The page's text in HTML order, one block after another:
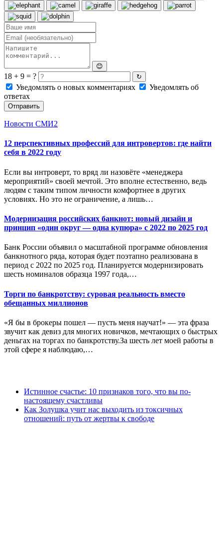
😊
18 + 9 = ? ↻
Уведомлять о новых комментариях
Уведомлять об
ответах
Отправить
Новости СМИ2
12 перспективных профессий для интровертов: где найти
себя в 2022 году
Если вы интроверт, то вряд ли назовёте «менеджера
мероприятий» своей мечтой. Это вполне естественно, ведь
людям с таким типом личности комфортнее в других
условиях. Но это не ограничение, а лишь…
Модернизация российских банкнот: новый дизайн и
принцип «один округ — одна купюра» с 2022 по 2025 год
Банк России объявил о масштабной программе обновления
банкнотного ряда, которая будет поэтапно реализована в
период с 2022 по 2025 год. Планируется модернизировать
шесть номиналов образца 1997 года,…
Торги по банкротству: суровая реальность вместо
обещанных миллионов
«Я бы в брокеры пошел — пусть меня научат!» — эта фраза
звучит как девиз для многих новичков, мечтающих о быстрых
деньгах на торгах по банкротству.За шесть лет моей работы в
этой сфере я наблюдаю,…
Истинное счастье: 10 признаков того, что вы по-
настоящему счастливы
Как Золушка учит нас выходить из токсичных
отношений: путь от жертвы к свободе